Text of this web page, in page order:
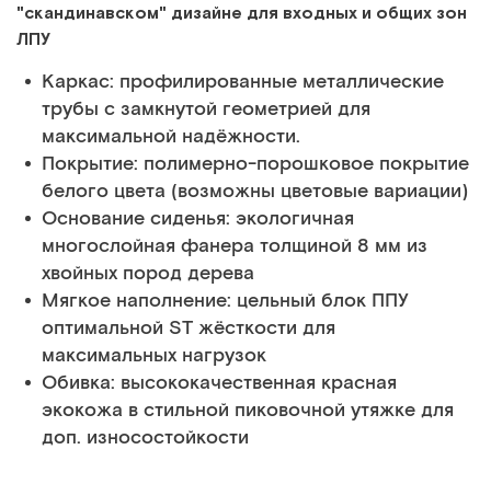
"скандинавском" дизайне для входных и общих зон
ЛПУ
Каркас: профилированные металлические
трубы с замкнутой геометрией для
максимальной надёжности.
Покрытие: полимерно-порошковое покрытие
белого цвета (возможны цветовые вариации)
Основание сиденья: экологичная
многослойная фанера толщиной 8 мм из
хвойных пород дерева
Мягкое наполнение: цельный блок ППУ
оптимальной ST жёсткости для
максимальных нагрузок
Обивка: высококачественная красная
экокожа в стильной пиковочной утяжке для
доп. износостойкости